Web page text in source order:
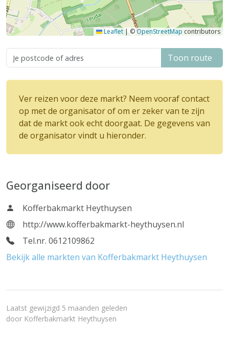
Leaflet | ©OpenStreetMap contributors
Toon route
Ver reizen voor deze markt? Neem vooraf contact
op met de organisator of om er zeker van te zijn
dat de markt ook echt doorgaat. De gegevens van
de organisator vindt u hieronder.
Georganiseerd door
Kofferbakmarkt Heythuysen
http://www.kofferbakmarkt-heythuysen.nl
Tel.nr. 0612109862
Bekijk alle markten van Kofferbakmarkt Heythuysen
Laatst gewijzigd 5 maanden geleden
door Kofferbakmarkt Heythuysen